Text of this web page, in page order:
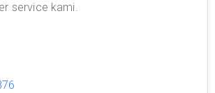
service kami.